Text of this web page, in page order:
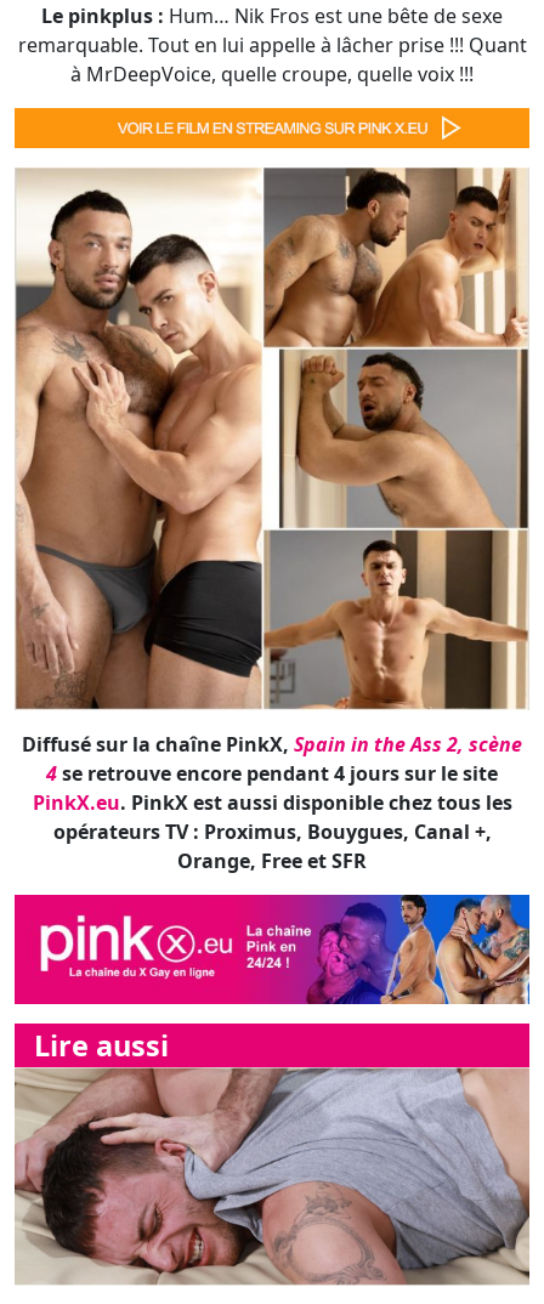
Le pinkplus : Hum… Nik Fros est une bête de sexe
remarquable. Tout en lui appelle à lâcher prise !!! Quant
à MrDeepVoice, quelle croupe, quelle voix !!!
Diffusé sur la chaîne PinkX, Spain in the Ass 2, scène
4se retrouve encore pendant 4 jours sur le site
PinkX.eu. PinkX est aussi disponible chez tous les
opérateurs TV : Proximus, Bouygues, Canal +,
Orange, Free et SFR
Lire aussi